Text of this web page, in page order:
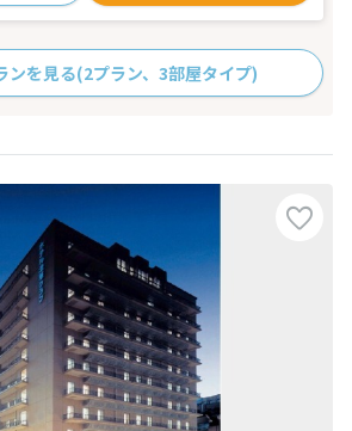
ンを見る(2プラン、3部屋タイプ)